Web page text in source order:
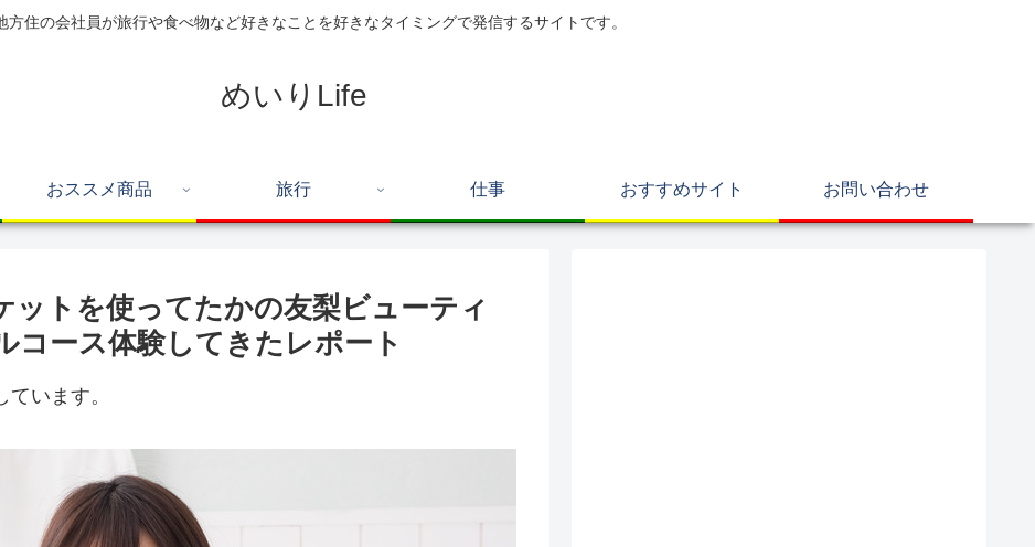
方住の会社員が旅行や食べ物など好きなことを好きなタイミングで発信するサイトです。
めいりLife
おススメ商品 旅行 仕事 おすすめサイト お問い合わせ
ットを使ってたかの友梨ビューティ
コース体験してきたレポート
います。